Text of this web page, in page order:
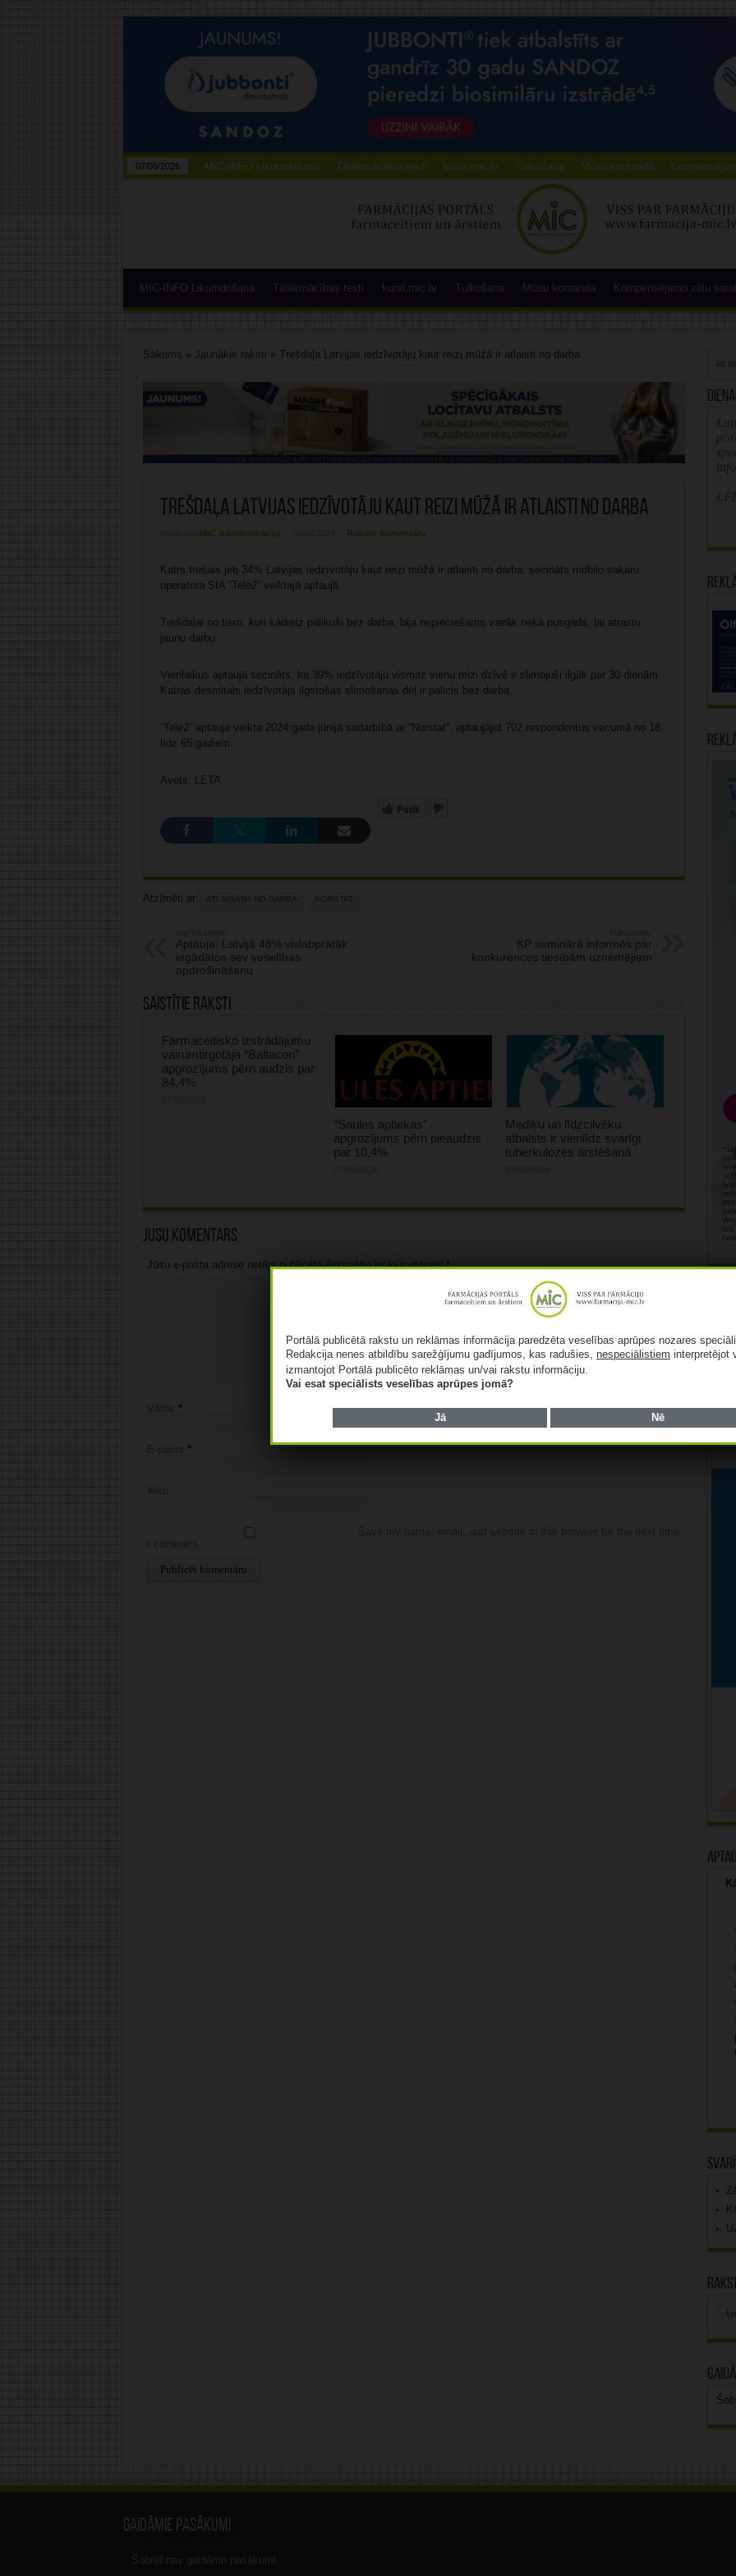
07/08/2026 MIC-INFO Likumdošana Tālākmācības testi kursi.mic.lv Tulkošana Mūsu komanda
MIC-INFO Likumdošana Tālākmācības testi kursi.mic.lv Tulkošana Mūsu komanda Kompensējamo zāļu
Sākums » Jaunākie raksti » Trešdaļa Latvijas iedzīvotāju kaut reizi mūžā ir atlaisti no darba
Trešdaļa Latvijas iedzīvotāju kaut reizi mūžā ir atlaisti no darba
MIC Administrācija Rakstīt komentāru
Katrs trešais jeb 34% Latvijas iedzīvotāju kaut reizi mūžā ir atlaisti no darba, secināts mobilo sakaru
operatora SIA “Tele2” veiktajā aptaujā.
Trešdaļai no tiem, kuri kādreiz palikuši bez darba, bija nepieciešams vairāk nekā pusgads, lai atrastu
jaunu darbu.
Vienlaikus aptaujā secināts, ka 39% iedzīvotāju vismaz vienu reizi dzīvē ir slimojuši ilgāk par 30 dienām.
Katras desmitais iedzīvotājs ilgstošas slimošanas dēļ ir palicis bez darba.
“Tele2” aptauja veikta 2024.gada jūnijā sadarbībā ar “Norstat”, aptaujājot 702 respondentus vecumā no 18
līdz 65 gadiem.
Avots: LETA
Patīk
Atzīmēti ar: ATLAIŠANA NO DARBA NORSTAT
Aptauja: Latvijā 48% vislabprātāk
iegādātos sev veselības
apdrošināšanu
KP seminārā informēs par
konkurences tiesībām uzņēmējiem
Saistītie raksti
Farmaceitisko izstrādājumu
vairumtirgotāja “Baltacon”
apgrozījums pērn audzis par
84,4%
“Saules aptiekas”
apgrozījums pērn pieaudzis
par 10,4%
Mediķu un līdzcilvēku
atbalsts ir vienlīdz svarīgi
tuberkulozes ārstēšanā
Jūsu komentārs
Jūsu e-pasta adrese netiks publicēta.Atzīmētie lauki ir obligāti*
*
*
Gaidāmie pasākumi
Šobrīd nav gaidāmo pasākumi.
Portālā publicētā rakstu un reklāmas informācija paredzēta veselības aprūpes nozares
Redakcija nenes atbildību sarežģījumu gadījumos, kas radušies,nespeciālistiem interpretējot
izmantojot Portālā publicēto reklāmas un/vai rakstu informāciju.
Vai esat speciālists veselības aprūpes jomā?
Jā Nē